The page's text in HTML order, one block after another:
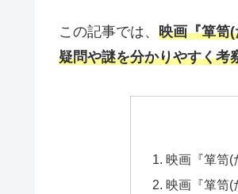
この記事では、 映画『箪笥
疑問や謎を分かりやすく考
映画『箪笥(
映画『箪笥(